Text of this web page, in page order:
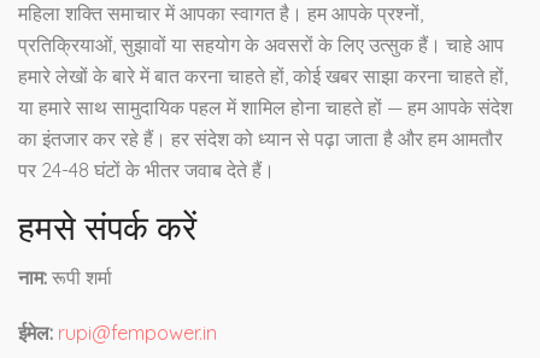
महिला शक्ति समाचार में आपका स्वागत है। हम आपके प्रश्नों,
प्रतिक्रियाओं, सुझावों या सहयोग के अवसरों के लिए उत्सुक हैं। चाहे आप
हमारे लेखों के बारे में बात करना चाहते हों, कोई खबर साझा करना चाहते हों,
या हमारे साथ सामुदायिक पहल में शामिल होना चाहते हों — हम आपके संदेश
का इंतजार कर रहे हैं। हर संदेश को ध्यान से पढ़ा जाता है और हम आमतौर
पर 24-48 घंटों के भीतर जवाब देते हैं।
हमसे संपर्क करें
नाम: रूपी शर्मा
ईमेल: rupi@fempower.in